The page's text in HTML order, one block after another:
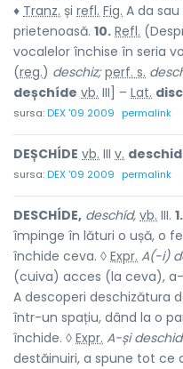
♦ Tranz. și refl. Fig. A da
prietenoasă. 10. Refl.
vocalelor închise în seria
(reg.) deschiz; perf. s.
deșchíde vb. III] – Lat.
sursa:DEX '09 2009 permalink
DEȘCHÍDE vb. III v.
sursa:DEX '09 2009 permalink
DESCHÍDE, deschíd, vb. III. 1.
împinge în lături o ușă, o
închide ceva. ◊ Expr. A(-i)
(cuiva) acces (la ceva),
A descoperi deschizătura
într-un spațiu, dând la o
închide. ◊ Expr. A-și
destăinuiri, a spune tot ce